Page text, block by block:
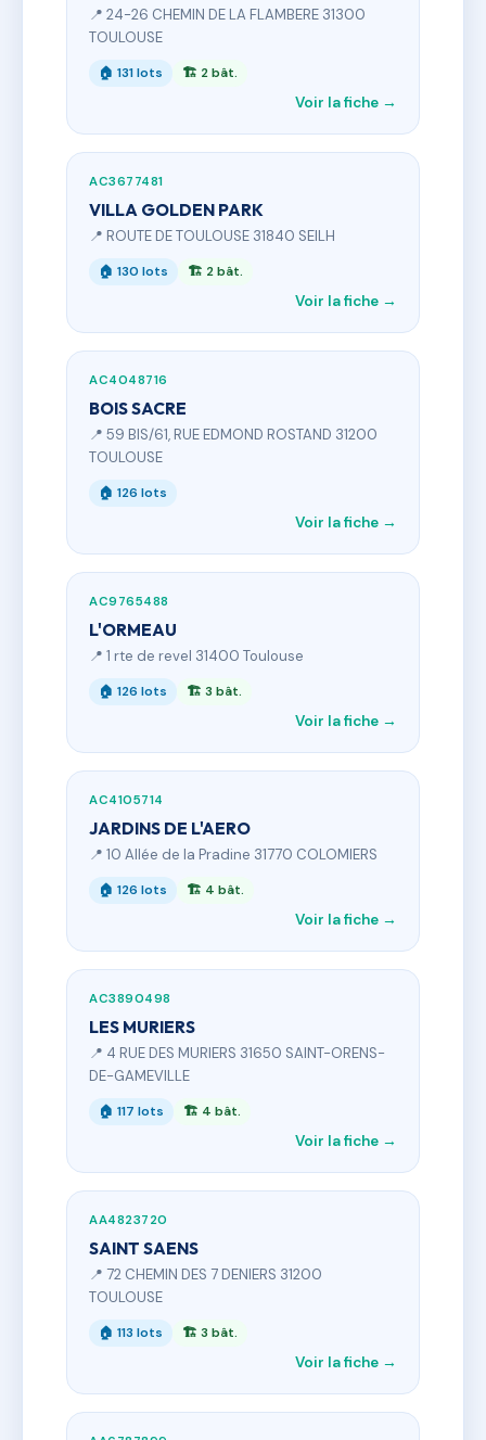
📍 24-26 CHEMIN DE LA FLAMBERE 31300
TOULOUSE
🏠 131 lots 🏗 2 bât.
Voir la fiche →
AC3677481
VILLA GOLDEN PARK
📍 ROUTE DE TOULOUSE 31840 SEILH
🏠 130 lots 🏗 2 bât.
Voir la fiche →
AC4048716
BOIS SACRE
📍 59 BIS/61, RUE EDMOND ROSTAND 31200
TOULOUSE
🏠 126 lots
Voir la fiche →
AC9765488
L'ORMEAU
📍 1 rte de revel 31400 Toulouse
🏠 126 lots 🏗 3 bât.
Voir la fiche →
AC4105714
JARDINS DE L'AERO
📍 10 Allée de la Pradine 31770 COLOMIERS
🏠 126 lots 🏗 4 bât.
Voir la fiche →
AC3890498
LES MURIERS
📍 4 RUE DES MURIERS 31650 SAINT-ORENS-
DE-GAMEVILLE
🏠 117 lots 🏗 4 bât.
Voir la fiche →
AA4823720
SAINT SAENS
📍 72 CHEMIN DES 7 DENIERS 31200
TOULOUSE
🏠 113 lots 🏗 3 bât.
Voir la fiche →